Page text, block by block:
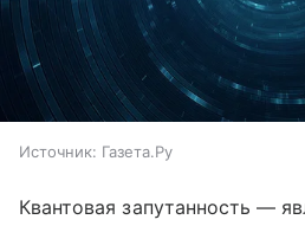
Источник: Газета.Ру
Квантовая запутанность —